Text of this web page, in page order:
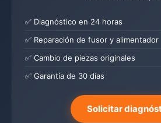
✅ Diagnóstico en 24 horas
✅ Reparación de fusor y alimentador
✅ Cambio de piezas originales
✅ Garantía de 30 días
Solicitar